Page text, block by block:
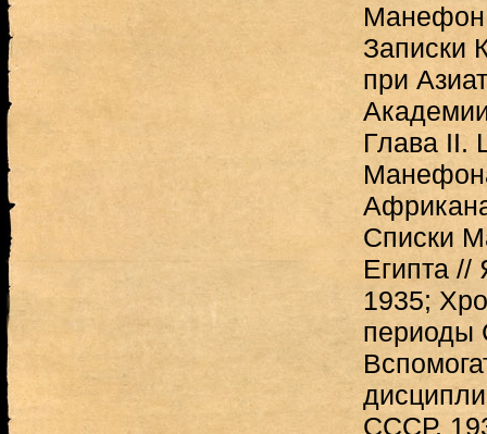
Манефон
Записки
при
Глава II.
Списки
Египта
1935;
периоды
СССР.